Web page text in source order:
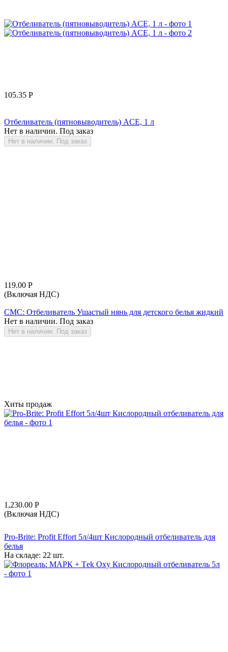
105.35 Р
Отбеливатель (пятновыводитель) ACE, 1 л
Нет в наличии. Под заказ
Нет в наличии. Под заказ
119.00 Р
(Включая НДС)
СМС: Отбеливатель Ушастый нянь для детского белья жидкий
Нет в наличии. Под заказ
Нет в наличии. Под заказ
Хиты продаж
1,230.00 Р
(Включая НДС)
Pro-Brite: Profit Effort 5л/4шт Кислородный отбеливатель для
белья
На складе: 22 шт.